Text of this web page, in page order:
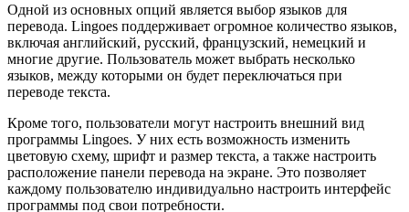
Одной из основных опций является выбор языков для
перевода. Lingoes поддерживает огромное количество языков,
включая английский, русский, французский, немецкий и
многие другие. Пользователь может выбрать несколько
языков, между которыми он будет переключаться при
переводе текста.
Кроме того, пользователи могут настроить внешний вид
программы Lingoes. У них есть возможность изменить
цветовую схему, шрифт и размер текста, а также настроить
расположение панели перевода на экране. Это позволяет
каждому пользователю индивидуально настроить интерфейс
программы под свои потребности.